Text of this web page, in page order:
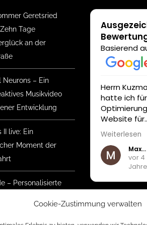
Cookie-Zustimmung verwalten
Geretsried
Tage
an der
Neurons – Ein
Musikvideo
Entwicklung
II live: Ein
Moment der
– Personalisierte
Basierend
Herrn
hatte ich
Website für
die neueste
Version
mich seine
rasche,
Weiterlesen
Max Köberl
vor 4